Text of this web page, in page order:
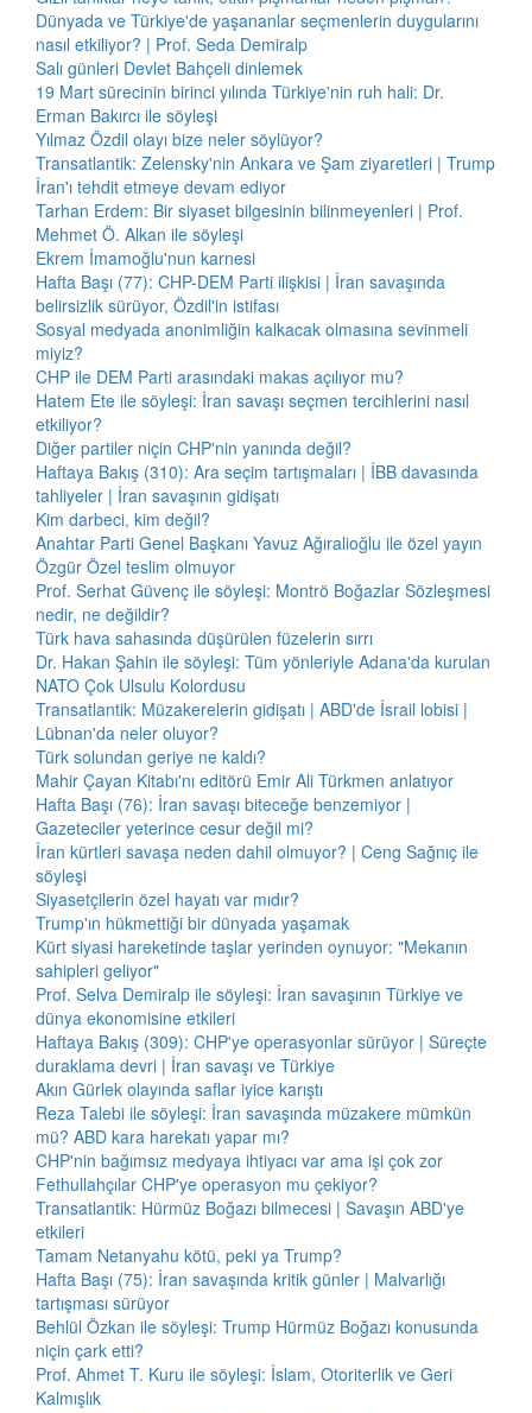
Dünyada ve Türkiye'de yaşananlar seçmenlerin duygularını
nasıl etkiliyor? | Prof. Seda Demiralp
Salı günleri Devlet Bahçeli dinlemek
19 Mart sürecinin birinci yılında Türkiye'nin ruh hali: Dr.
Erman Bakırcı ile söyleşi
Yılmaz Özdil olayı bize neler söylüyor?
Transatlantik: Zelensky'nin Ankara ve Şam ziyaretleri | Trump
İran'ı tehdit etmeye devam ediyor
Tarhan Erdem: Bir siyaset bilgesinin bilinmeyenleri | Prof.
Mehmet Ö. Alkan ile söyleşi
Ekrem İmamoğlu'nun karnesi
Hafta Başı (77): CHP-DEM Parti ilişkisi | İran savaşında
belirsizlik sürüyor, Özdil'in istifası
Sosyal medyada anonimliğin kalkacak olmasına sevinmeli
miyiz?
CHP ile DEM Parti arasındaki makas açılıyor mu?
Hatem Ete ile söyleşi: İran savaşı seçmen tercihlerini nasıl
etkiliyor?
Diğer partiler niçin CHP'nin yanında değil?
Haftaya Bakış (310): Ara seçim tartışmaları | İBB davasında
tahliyeler | İran savaşının gidişatı
Kim darbeci, kim değil?
Anahtar Parti Genel Başkanı Yavuz Ağıralioğlu ile özel yayın
Özgür Özel teslim olmuyor
Prof. Serhat Güvenç ile söyleşi: Montrö Boğazlar Sözleşmesi
nedir, ne değildir?
Türk hava sahasında düşürülen füzelerin sırrı
Dr. Hakan Şahin ile söyleşi: Tüm yönleriyle Adana'da kurulan
NATO Çok Ulsulu Kolordusu
Transatlantik: Müzakerelerin gidişatı | ABD'de İsrail lobisi |
Lübnan'da neler oluyor?
Türk solundan geriye ne kaldı?
Mahir Çayan Kitabı'nı editörü Emir Ali Türkmen anlatıyor
Hafta Başı (76): İran savaşı biteceğe benzemiyor |
Gazeteciler yeterince cesur değil mi?
İran kürtleri savaşa neden dahil olmuyor? | Ceng Sağnıç ile
söyleşi
Siyasetçilerin özel hayatı var mıdır?
Trump'ın hükmettiği bir dünyada yaşamak
Kürt siyasi hareketinde taşlar yerinden oynuyor: "Mekanın
sahipleri geliyor"
Prof. Selva Demiralp ile söyleşi: İran savaşının Türkiye ve
dünya ekonomisine etkileri
Haftaya Bakış (309): CHP'ye operasyonlar sürüyor | Süreçte
duraklama devri | İran savaşı ve Türkiye
Akın Gürlek olayında saflar iyice karıştı
Reza Talebi ile söyleşi: İran savaşında müzakere mümkün
mü? ABD kara harekatı yapar mı?
CHP'nin bağımsız medyaya ihtiyacı var ama işi çok zor
Fethullahçılar CHP'ye operasyon mu çekiyor?
Transatlantik: Hürmüz Boğazı bilmecesi | Savaşın ABD'ye
etkileri
Tamam Netanyahu kötü, peki ya Trump?
Hafta Başı (75): İran savaşında kritik günler | Malvarlığı
tartışması sürüyor
Behlül Özkan ile söyleşi: Trump Hürmüz Boğazı konusunda
niçin çark etti?
Prof. Ahmet T. Kuru ile söyleşi: İslam, Otoriterlik ve Geri
Kalmışlık